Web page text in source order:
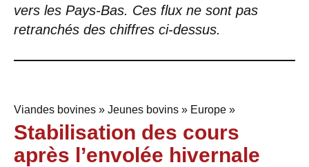
vers les Pays-Bas. Ces flux ne sont pas
retranchés des chiffres ci-dessus.
Viandes bovines » Jeunes bovins » Europe »
Stabilisation des cours
après l’envolée hivernale